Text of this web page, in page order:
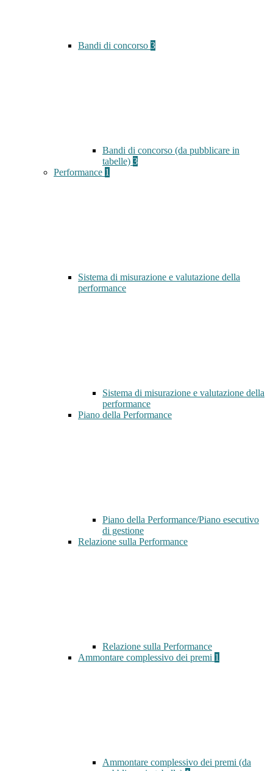
Bandi di concorso 3
Bandi di concorso (da pubblicare in
tabelle) 3
Performance 1
Sistema di misurazione e valutazione della
performance
Sistema di misurazione e valutazione della
performance
Piano della Performance
Piano della Performance/Piano esecutivo
di gestione
Relazione sulla Performance
Relazione sulla Performance
Ammontare complessivo dei premi 1
Ammontare complessivo dei premi (da